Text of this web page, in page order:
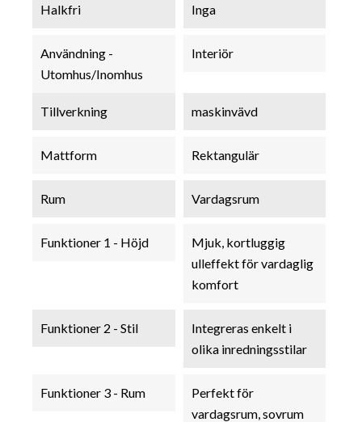
Halkfri Inga
Användning -
Utomhus/Inomhus
Interiör
Tillverkning maskinvävd
Mattform Rektangulär
Rum Vardagsrum
Funktioner 1 - Höjd
Mjuk, kortluggig
ulleffekt för vardaglig
komfort
Funktioner 2 - Stil
Integreras enkelt i
olika inredningsstilar
Funktioner 3 - Rum
Perfekt för
vardagsrum, sovrum